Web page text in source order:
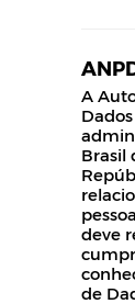
A
Brasil
deve
de